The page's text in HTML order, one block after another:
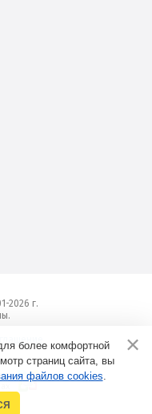
2026 г.
в
более комфортной
страниц сайта, вы
файлов cookies.